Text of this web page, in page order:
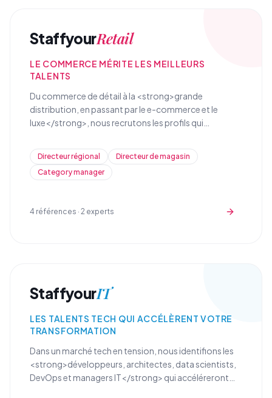
StaffyourRetail
LE COMMERCE MÉRITE LES MEILLEURS
TALENTS
Du commerce de détail à la <strong>grande
distribution, en passant par le e-commerce et le
luxe</strong>, nous recrutons les profils qui
performance commerciale de vos réseaux de vente.
Directeur régional
Directeur de magasin
Category manager
4 références · 2 experts
StaffyourIT
LES TALENTS TECH QUI ACCÉLÈRENT VOTRE
TRANSFORMATION
Dans un marché tech en tension, nous identifions les
<strong>développeurs, architectes, data scientists,
DevOps et managers IT</strong> qui accéléreront